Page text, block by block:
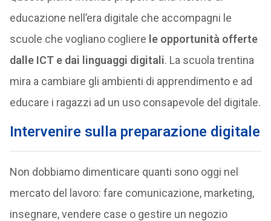
educazione nell’era digitale che accompagni le
scuole che vogliano cogliere le opportunità offerte
dalle ICT e dai linguaggi digitali. La scuola trentina
mira a cambiare gli ambienti di apprendimento e ad
educare i ragazzi ad un uso consapevole del digitale.
Intervenire sulla preparazione digitale
Non dobbiamo dimenticare quanti sono oggi nel
mercato del lavoro: fare comunicazione, marketing,
insegnare, vendere case o gestire un negozio